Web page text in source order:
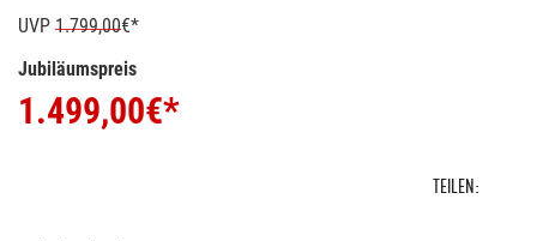
UVP 1.799,00€*
Jubiläumspreis
1.499,00€*
TEILEN: